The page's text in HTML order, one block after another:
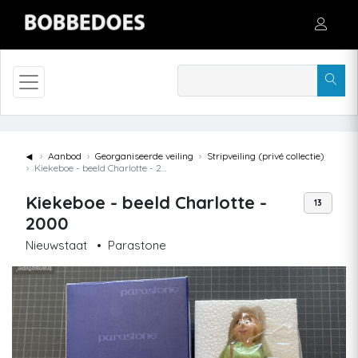
◄ Aanbod Georganiseerde veiling
Stripveiling (privé collectie)
Kiekeboe - beeld Charlotte - 2000
Kiekeboe - beeld Charlotte -
2000
Nieuwstaat • Parastone
13